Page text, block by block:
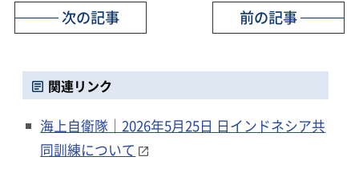
前の記事
次の記事
関連リンク
海上自衛隊｜2026年5月25日 日インドネシア共
同訓練について